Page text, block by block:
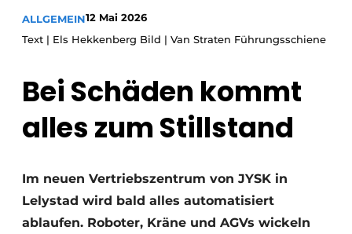
Podcasts
Datenschutz / Cookie-Erklärung
Ein Stellenangebot registrieren
Freie Stellen
Glas
Modularer Aufbau
ALLGEMEIN12 Mai 2026
Text | Els Hekkenberg Bild | Van Straten Führungsschiene
Bei Schäden kommt
alles zum Stillstand
Im neuen Vertriebszentrum von JYSK in
Lelystad wird bald alles automatisiert
ablaufen. Roboter, Kräne und AGVs wickeln